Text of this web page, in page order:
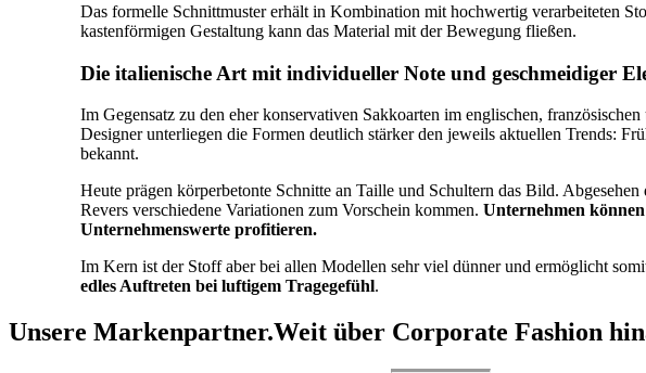
Das formelle Schnittmuster erhält in Kombination mit hochwertig verarbeiteten
kastenförmigen Gestaltung kann das Material mit der Bewegung fließen.
Die italienische Art mit individueller Note und geschmeidiger
Im Gegensatz zu den eher konservativen Sakkoarten im englischen,
Designer unterliegen die Formen deutlich stärker den jeweils aktuellen Trends:
bekannt.
Heute prägen körperbetonte Schnitte an Taille und Schultern das Bild. Abgesehen
Revers verschiedene Variationen zum Vorschein kommen.Unternehmen
Unternehmenswerte profitieren.
Im Kern ist der Stoff aber bei allen Modellen sehr viel dünner und ermöglicht
edles Auftreten bei luftigem Tragegefühl.
Unsere Markenpartner.Weit über Corporate Fashion